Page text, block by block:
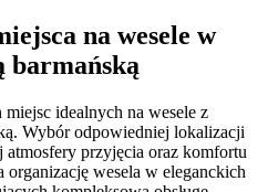
na wesele w
barmańską
idealnych na wesele z
Wybór odpowiedniej lokalizacji
atmosfery przyjęcia oraz komfortu
organizację wesela w eleganckich